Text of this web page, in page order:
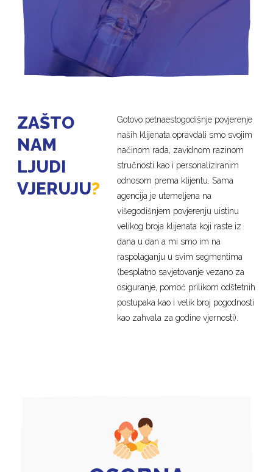
ZAŠTO
NAM
LJUDI
VJERUJU?
Gotovo petnaestogodišnje povjerenje
naših klijenata opravdali smo svojim
načinom rada, zavidnom razinom
stručnosti kao i personaliziranim
odnosom prema klijentu. Sama
agencija je utemeljena na
višegodišnjem povjerenju uistinu
velikog broja klijenata koji raste iz
dana u dan a mi smo im na
raspolaganju u svim segmentima
(besplatno savjetovanje vezano za
osiguranje, pomoć prilikom odštetnih
postupaka kao i velik broj pogodnosti
kao zahvala za godine vjernosti).